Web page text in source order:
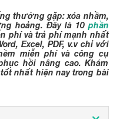
thường gặp: xóa nhầm,
hoảng. Đây là 10 phần
phí và trả phí mạnh nhất
Excel, PDF, v.v chỉ với
miễn phí và công cụ
hồi nâng cao. Khám
nhất hiện nay trong bài